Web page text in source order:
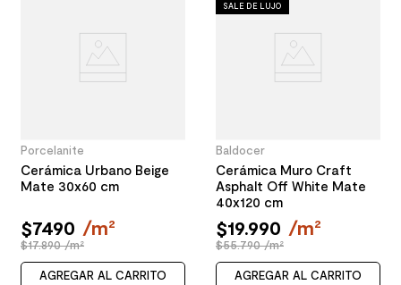
Porcelanite
Cerámica Urbano Beige
Mate 30x60 cm
$7490 /m²
$17.890 /m²
AGREGAR AL CARRITO
SALE DE LUJO
Baldocer
Cerámica Muro Craft
Asphalt Off White Mate
40x120 cm
$19.990 /m²
$55.790 /m²
AGREGAR AL CARRITO